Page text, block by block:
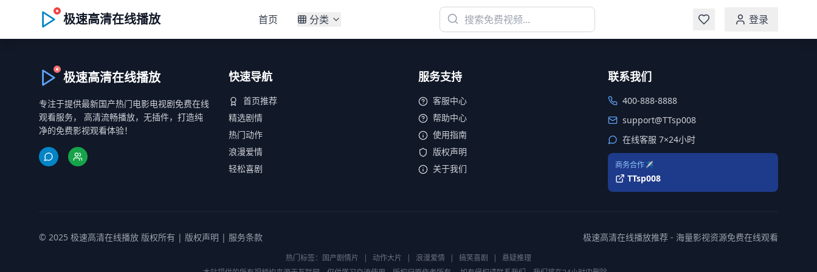
极速高清在线播放 首页 分类 登录
极速高清在线播放
专注于提供最新国产热门电影电视剧免费在线
观看服务， 高清流畅播放，无插件，打造纯
净的免费影视观看体验！
快速导航
首页推荐
精选剧情
热门动作
浪漫爱情
轻松喜剧
服务支持
客服中心
帮助中心
使用指南
版权声明
关于我们
联系我们
400-888-8888
support@TTsp008
在线客服 7×24小时
商务合作✈️
TTsp008
© 2025 极速高清在线播放 版权所有 | 版权声明 | 服务条款 极速高清在线播放推荐 - 海量影视资源免费在线观看
热门标签： 国产剧情片 | 动作大片 | 浪漫爱情 | 搞笑喜剧 |
悬疑推理